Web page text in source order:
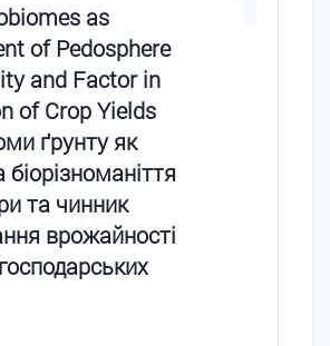
as
of Pedosphere
and Factor in
of Crop Yields
ґрунту як
та чинник
врожайності